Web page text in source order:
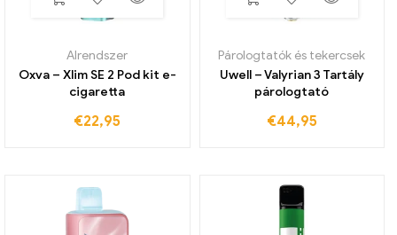
Alrendszer
Oxva – Xlim SE 2 Pod kit e-
cigaretta
€22,95
Párologtatók és tekercsek
Uwell – Valyrian 3 Tartály
párologtató
€44,95